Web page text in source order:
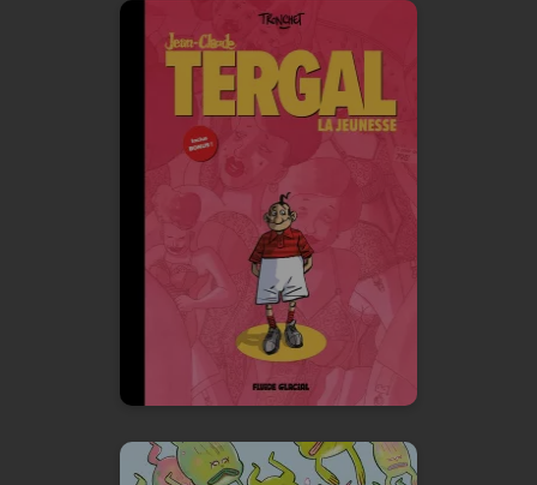
L'Intégrale Jean-
Claude Tergal
Vol. 01 : La
Jeunesse
Date de parution :
16/10/2024
Retrouvez la tragi-comédie
humaine qu'est la vie de Jean-
Claude Tergal, enfin en
intégrale !
En voir +